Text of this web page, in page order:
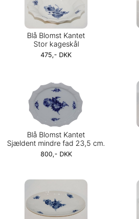
Blå Blomst Kantet
Stor kageskål
475,- DKK
Blå Blomst Kantet
Sjældent mindre fad 23,5 cm.
800,- DKK